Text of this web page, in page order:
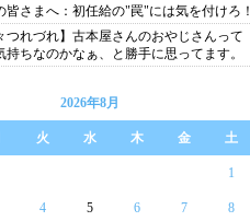
皆さまへ：初任給の"罠"には気を付けろ！
つれづれ】古本屋さんのおやじさんって
持ちなのかなぁ、と勝手に思ってます。
2026年8月
火 水 木 金 土
1
4 5 6 7 8